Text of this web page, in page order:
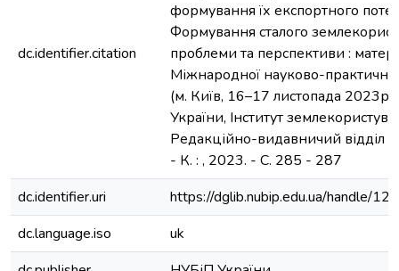
dc.identifier.citation
формування їх експортного
Формування сталого
проблеми та перспективи :
Міжнародної науково-
(м. Київ, 16–17 листопада
України, Інститут
Редакційно-видавничий відділ
- К. : , 2023. - С. 285 - 287
dc.identifier.uri
https://dglib.nubip.edu.ua/handle/
dc.language.iso
uk